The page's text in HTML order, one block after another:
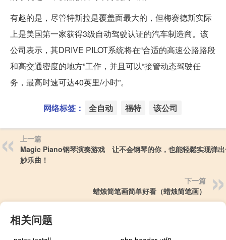
有趣的是，尽管特斯拉是覆盖面最大的，但梅赛德斯实际
上是美国第一家获得3级自动驾驶认证的汽车制造商。该
公司表示，其DRIVE PILOT系统将在“合适的高速公路路段
和高交通密度的地方”工作，并且可以“接管动态驾驶任
务，最高时速可达40英里/小时”。
网络标签： 全自动 福特 该公司
上一篇
Magic Piano钢琴演奏游戏 让不会钢琴的你，也能轻鬆实现弹
妙乐曲！
下一篇
蜡烛简笔画简单好看（蜡烛简笔画）
相关问题